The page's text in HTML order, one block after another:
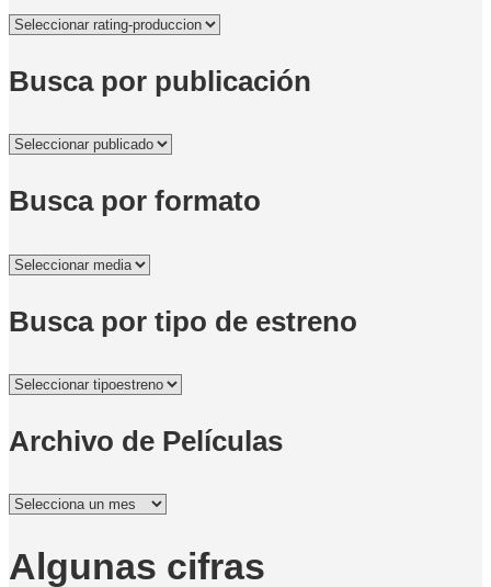
Busca por publicación
Busca por formato
Busca por tipo de estreno
Archivo de Películas
Archivo
Películas
Algunas cifras